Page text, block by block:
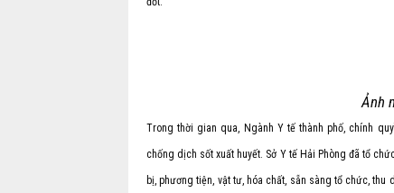
Ảnh
Trong thời gian qua, Ngành Y tế thành phố, chính
chống dịch sốt xuất huyết. Sở Y tế Hải Phòng đã tổ
bị, phương tiện, vật tư, hóa chất, sẵn sàng tổ chức,